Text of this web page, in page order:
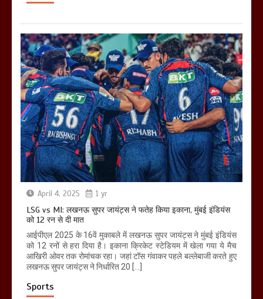
April 4, 2025 1 yr
LSG vs MI: लखनऊ सुपर जायंट्स ने फतेह किया इकाना, मुंबई इंडियंस
को 12 रन से दी मात
आईपीएल 2025 के 16वें मुकाबले में लखनऊ सुपर जायंट्स ने मुंबई इंडियंस
को 12 रनों से हरा दिया है। इकाना क्रिकेट स्टेडियम में खेला गया ये मैच
आखिरी ओवर तक रोमांचक रहा। जहां टॉस गंवाकर पहले बल्लेबाजी करते हुए
लखनऊ सुपर जायंट्स ने निर्धारित 20 […]
Sports